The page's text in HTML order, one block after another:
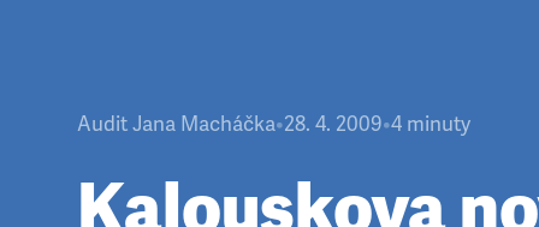
Audit Jana Macháčka•28. 4. 2009•4 minuty
Kalouskova